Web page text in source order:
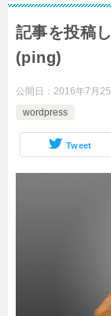
記事を投稿
(ping)
公開日： 2016年7月25
wordpress
Tweet